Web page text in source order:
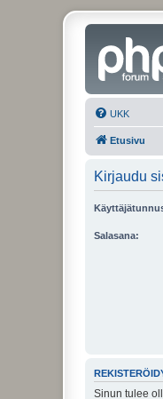
UKK
Etusivu
Kirjaudu
Salasana:
Sinun tulee